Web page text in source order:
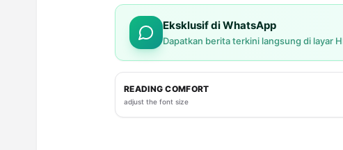
Eksklusif di WhatsApp
Dapatkan berita terkini langsung di layar
READING COMFORT
adjust the font size